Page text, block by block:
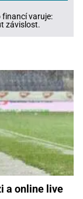
varuje:
závislost.
a online live